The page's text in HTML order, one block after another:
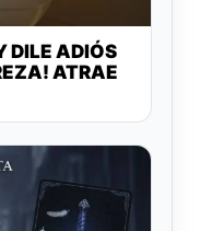
DILE ADIÓS
ATRAE